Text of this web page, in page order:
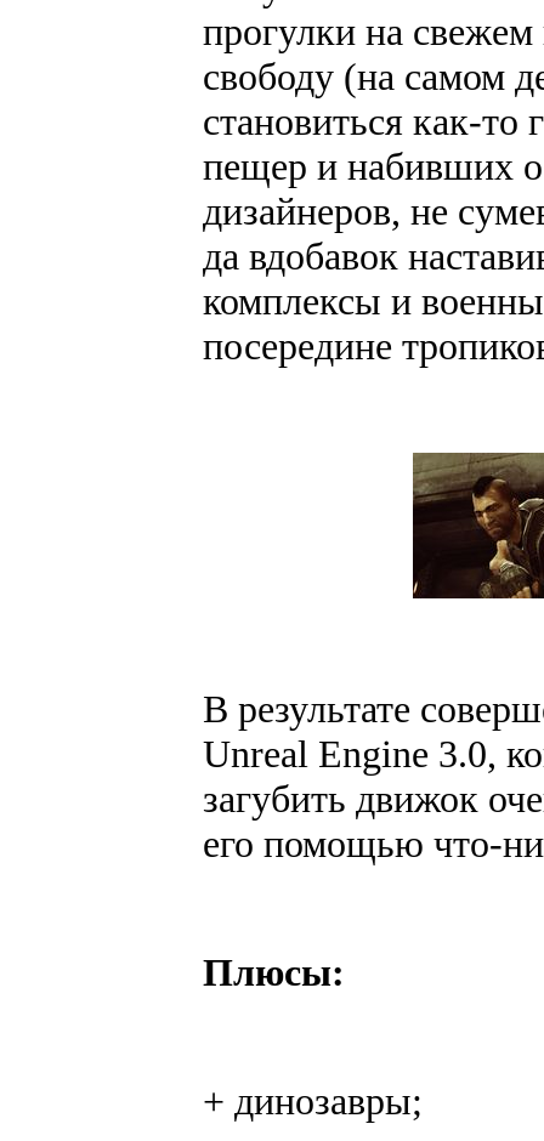
прогулки на
свободу (на самом
становиться как-то
пещер и набивших
дизайнеров, не
да вдобавок
комплексы и
посередине
В результате
Unreal Engine 3.0,
загубить движок
его помощью что-
Плюсы:
+ динозавры;